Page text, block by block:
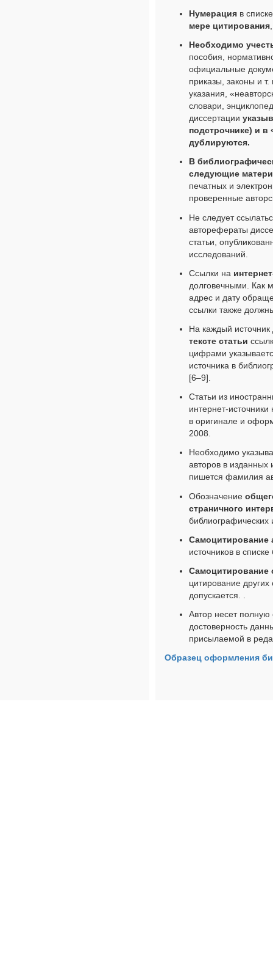
Нумерация в
мере цитирования
Необходимо
пособия,
официальные
приказы, законы и
указания,
словари,
диссертации
подстрочнике) и в
дублируются.
В
следующие
печатных и
проверенные
Не следует
авторефераты
статьи,
исследований.
Ссылки на
долговечными. Как
адрес и дату
ссылки также
На каждый источник
тексте статьи
цифрами
источника в
[6–9].
Статьи из
интернет-
в оригинале и
2008.
Необходимо
авторов в изданных
пишется фамилия
Обозначение
страничного
библиографических
Самоцитирование
источников в
Самоцитирование
цитирование других
допускается. .
Автор несет полную
достоверность
присылаемой в
Образец оформления